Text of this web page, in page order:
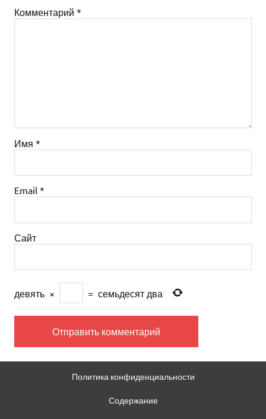
Комментарий *
Имя *
Email *
Сайт
девять × = семьдесят два
Политика конфиденциальности
Содержание